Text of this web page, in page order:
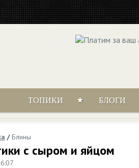
ТОПИКИ БЛОГИ
/Блины
с сыром и яйцом